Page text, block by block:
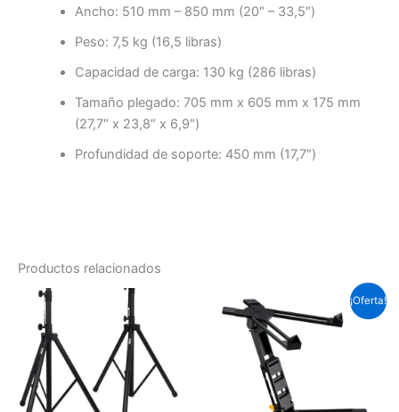
Ancho: 510 mm – 850 mm (20″ – 33,5″)
Peso: 7,5 kg (16,5 libras)
Capacidad de carga: 130 kg (286 libras)
Tamaño plegado: 705 mm x 605 mm x 175 mm
(27,7″ x 23,8″ x 6,9″)
Profundidad de soporte: 450 mm (17,7″)
Productos relacionados
¡Oferta!
precio
original
era:
Soles
El